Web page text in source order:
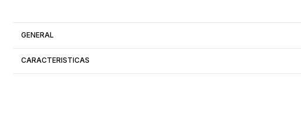
GENERAL
CARACTERISTICAS